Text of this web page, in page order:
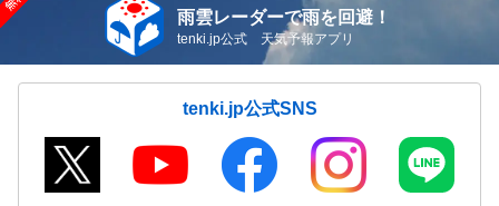
雨雲レーダーで雨を回避！
tenki.jp公式 天気予報アプリ
tenki.jp公式SNS